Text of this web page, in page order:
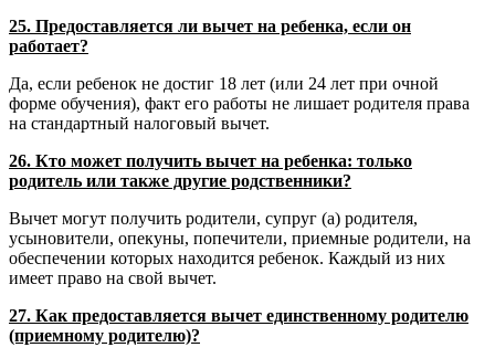
25. Предоставляется ли вычет на ребенка, если он
работает?
Да, если ребенок не достиг 18 лет (или 24 лет при очной
форме обучения), факт его работы не лишает родителя права
на стандартный налоговый вычет.
26. Кто может получить вычет на ребенка: только
родитель или также другие родственники?
Вычет могут получить родители, супруг (а) родителя,
усыновители, опекуны, попечители, приемные родители, на
обеспечении которых находится ребенок. Каждый из них
имеет право на свой вычет.
27. Как предоставляется вычет единственному родителю
(приемному родителю)?